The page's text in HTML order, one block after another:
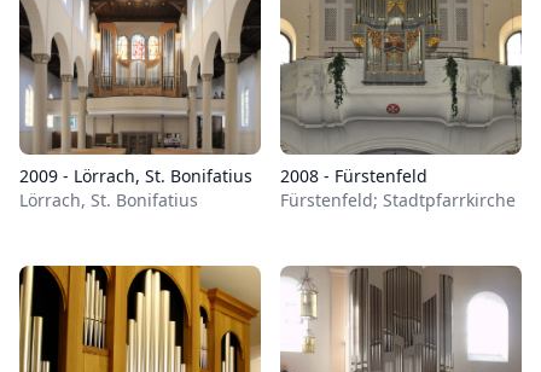
2009 - Lörrach, St. Bonifatius
Lörrach, St. Bonifatius
2008 - Fürstenfeld
Fürstenfeld; Stadtpfarrkirche